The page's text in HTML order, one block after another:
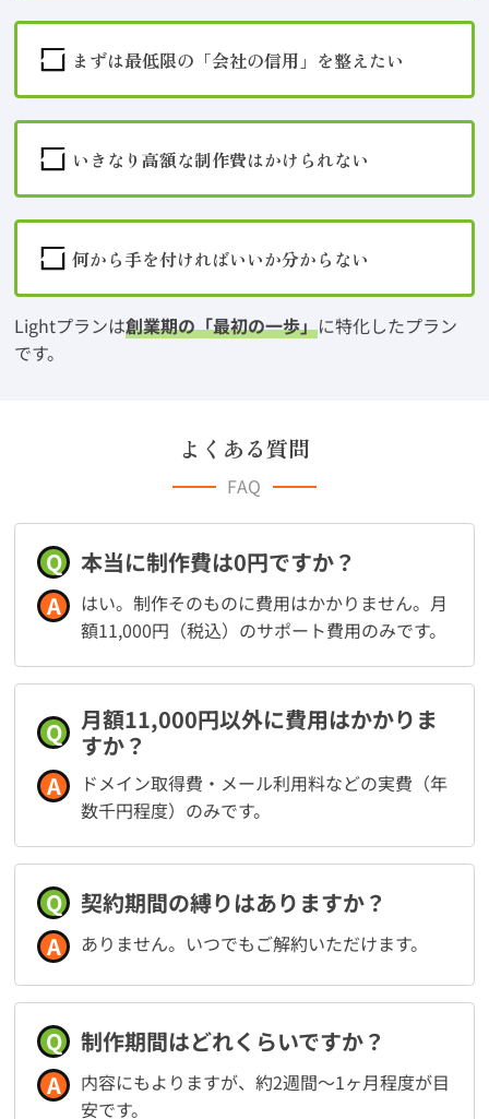
まずは最低限の「会社の信用」を整えたい
いきなり高額な制作費はかけられない
何から手を付ければいいか分からない
Lightプランは創業期の「最初の一歩」に特化したプラン
です。
よくある質問
FAQ
Q
本当に制作費は0円ですか？
A
はい。制作そのものに費用はかかりません。月
額11,000円（税込）のサポート費用のみです。
Q
月額11,000円以外に費用はかかりま
すか？
A
ドメイン取得費・メール利用料などの実費（年
数千円程度）のみです。
Q
契約期間の縛りはありますか？
A
ありません。いつでもご解約いただけます。
Q
制作期間はどれくらいですか？
A
内容にもよりますが、約2週間〜1ヶ月程度が目
安です。